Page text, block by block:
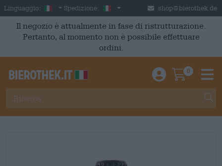
Skip to main content
Linguaggio: Italian
Spedizione: Italia shop@bierothek.de
Il negozio è attualmente in fase di ristrutturazione.
Pertanto, al momento non è possibile effettuare
ordini.
Einloggen /
0